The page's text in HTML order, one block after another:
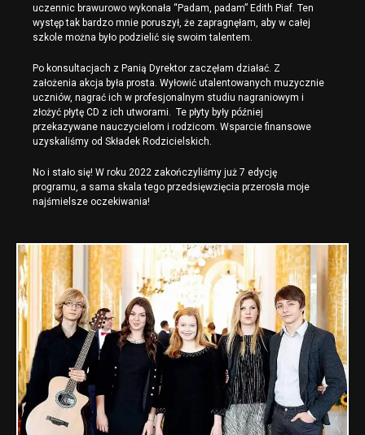
uczennic brawurowo wykonała “Padam, padam” Edith Piaf. Ten
występ tak bardzo mnie poruszył, że zapragnęłam, aby w całej
szkole można było podzielić się swoim talentem.
Po konsultacjach z Panią Dyrektor zaczęłam działać. Z
założenia akcja była prosta. Wyłowić utalentowanych muzycznie
uczniów, nagrać ich w profesjonalnym studiu nagraniowym i
złożyć płytę CD z ich utworami. Te płyty były później
przekazywane nauczycielom i rodzicom. Wsparcie finansowe
uzyskaliśmy od Składek Rodzicielskich.
No i stało się! W roku 2022 zakończyliśmy już 7 edycję
programu, a sama skala tego przedsięwzięcia przerosła moje
najśmielsze oczekiwania!